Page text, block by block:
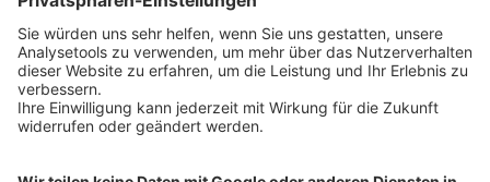
IFU anfordern
Zertifizierungen